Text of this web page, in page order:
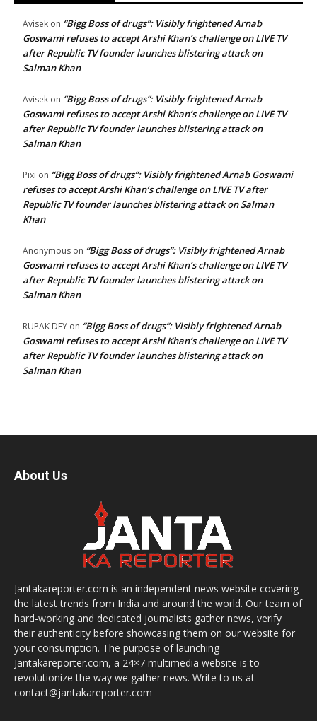
Avisek on “Bigg Boss of drugs”: Visibly frightened Arnab
Goswami refuses to accept Arshi Khan’s challenge on LIVE TV
after Republic TV founder launches blistering attack on
Salman Khan
Avisek on “Bigg Boss of drugs”: Visibly frightened Arnab
Goswami refuses to accept Arshi Khan’s challenge on LIVE TV
after Republic TV founder launches blistering attack on
Salman Khan
Pixi on “Bigg Boss of drugs”: Visibly frightened Arnab Goswami
refuses to accept Arshi Khan’s challenge on LIVE TV after
Republic TV founder launches blistering attack on Salman
Khan
Anonymous on “Bigg Boss of drugs”: Visibly frightened Arnab
Goswami refuses to accept Arshi Khan’s challenge on LIVE TV
after Republic TV founder launches blistering attack on
Salman Khan
RUPAK DEY on “Bigg Boss of drugs”: Visibly frightened Arnab
Goswami refuses to accept Arshi Khan’s challenge on LIVE TV
after Republic TV founder launches blistering attack on
Salman Khan
About Us
Jantakareporter.com is an independent news website covering
the latest trends from India and around the world. Our team of
hard-working and dedicated journalists gather news, verify
their authenticity before showcasing them on our website for
your consumption. The purpose of launching
Jantakareporter.com, a 24×7 multimedia website is to
revolutionize the way we gather news. Write to us at
contact@jantakareporter.com